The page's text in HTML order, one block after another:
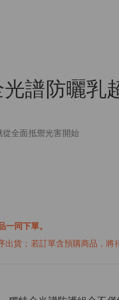
光譜防曬乳
全面抵禦光害開始
同下單。
貨；若訂單含預購商品，將